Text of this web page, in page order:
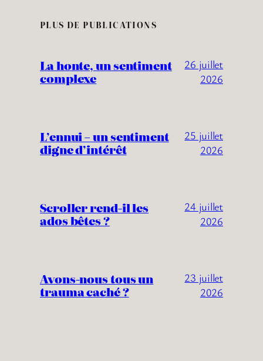
PLUS DE PUBLICATIONS
La honte, un sentiment
complexe
26 juillet
2026
L’ennui – un sentiment
digne d’intérêt
25 juillet
2026
Scroller rend-il les
ados bêtes ?
24 juillet
2026
Avons-nous tous un
trauma caché ?
23 juillet
2026